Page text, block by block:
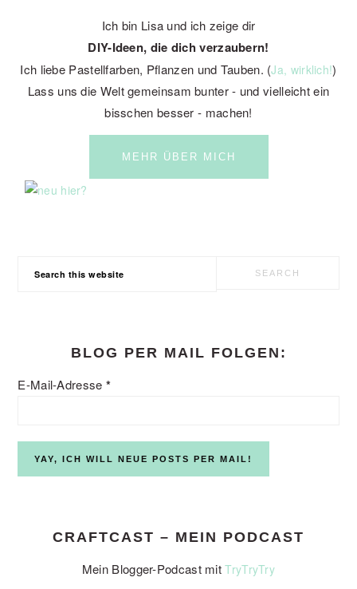
Ich bin Lisa und ich zeige dir
DIY-Ideen, die dich verzaubern!
Ich liebe Pastellfarben, Pflanzen und Tauben. (Ja, wirklich!)
Lass uns die Welt gemeinsam bunter - und vielleicht ein
bisschen besser - machen!
MEHR ÜBER MICH
BLOG PER MAIL FOLGEN:
E-Mail-Adresse *
CRAFTCAST – MEIN PODCAST
Mein Blogger-Podcast mitTryTryTry